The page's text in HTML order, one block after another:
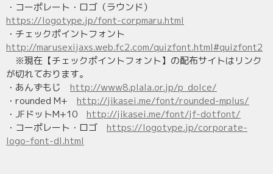
・コーポレート・ロゴ（ラウンド）
https://logotype.jp/font-corpmaru.html
・チェックポイントフォント
http://marusexijaxs.web.fc2.com/quizfont.html#quizfont2
※現在【チェックポイントフォント】の配布サイトはリンク
が切れております。
・あんずもじ http://www8.plala.or.jp/p_dolce/
・rounded M+ http://jikasei.me/font/rounded-mplus/
・JFドットM+10 http://jikasei.me/font/jf-dotfont/
・コーポレート・ロゴ https://logotype.jp/corporate-
logo-font-dl.html